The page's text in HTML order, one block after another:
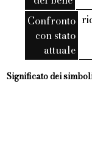
Confronto
con stato
attuale
Significato dei